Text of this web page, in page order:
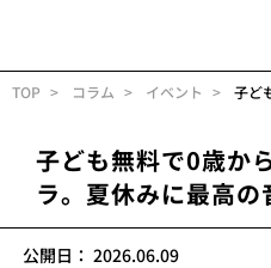
TOP コラム イベント 子ども
子ども無料で0歳か
ラ。夏休みに最高の
公開日： 2026.06.09